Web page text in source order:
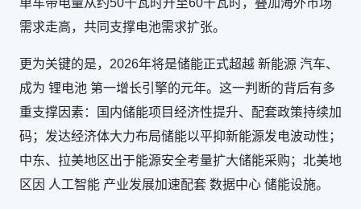
需求走高，共同支撑电池需求扩张。
更为关键的是，2026年将是储能正式超越 新能源 汽车、
成为 锂电池 第一增长引擎的元年。这一判断的背后有多
重支撑因素：国内储能项目经济性提升、配套政策持续加
码；发达经济体大力布局储能以平抑新能源发电波动性；
中东、拉美地区出于能源安全考量扩大储能采购；北美地
区因 人工智能 产业发展加速配套 数据中心 储能设施。